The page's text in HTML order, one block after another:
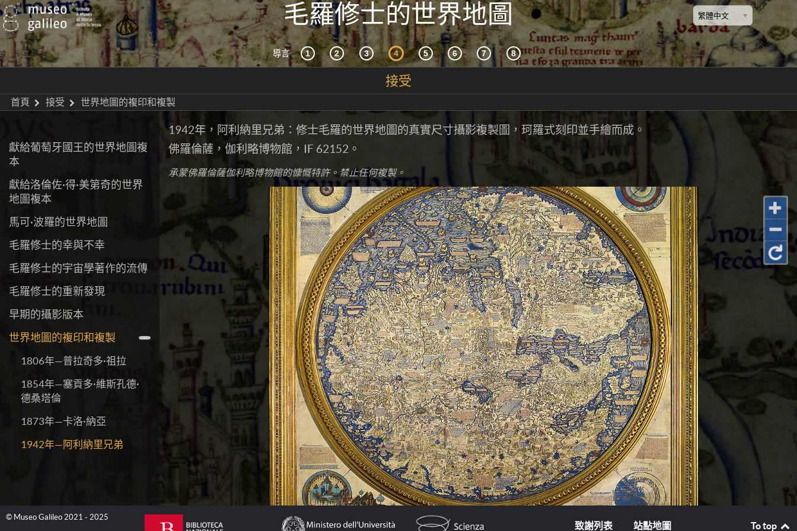
毛羅修士的世界地圖 繁體中文
導言
接受
首頁 接受 世界地圖的複印和複製
獻給葡萄牙國王的世界地圖複
本
獻給洛倫佐·得·美第奇的世界
地圖複本
馬可·波羅的世界地圖
毛羅修士的幸與不幸
毛羅修士的宇宙學著作的流傳
毛羅修士的重新發現
早期的攝影版本
世界地圖的複印和複製
1806年—普拉奇多·祖拉
1854年—塞貢多·維斯孔德·
德桑塔倫
1873年—卡洛·納亞
1942年—阿利納里兄弟
1942年，阿利納里兄弟：修士毛羅的世界地圖的真實尺寸攝影複製圖，珂羅式刻印並手繪而成。
佛羅倫薩，伽利略博物館，IF 62152。
承蒙佛羅倫薩伽利略博物館的慷慨特許。禁止任何複製。
© Museo Galileo 2021 - 2025
致謝列表 站點地圖 To top